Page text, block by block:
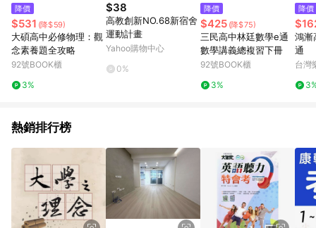
降價
$531 (降$59)
大碩高中必修物理：觀
念素養題全攻略
92號BOOK櫃
3%
$38
高教創新NO.68新宿舍
運動計畫
Yahoo購物中心
0%
降價
$425 (降$75)
三民高中林廷數學e通
數學講義總複習下冊
92號BOOK櫃
3%
降價
鴻漸
通
台灣
熱銷排行榜